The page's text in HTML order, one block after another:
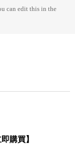
can edit this in the
購買】